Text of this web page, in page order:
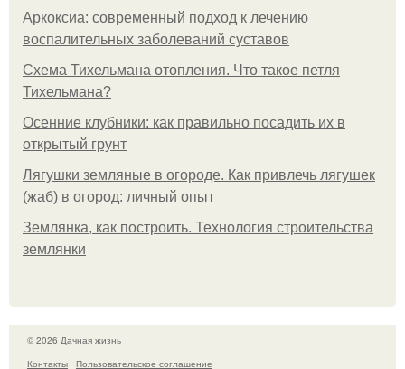
Аркоксиа: современный подход к лечению
воспалительных заболеваний суставов
Схема Тихельмана отопления. Что такое петля
Тихельмана?
Осенние клубники: как правильно посадить их в
открытый грунт
Лягушки земляные в огороде. Как привлечь лягушек
(жаб) в огород: личный опыт
Землянка, как построить. Технология строительства
землянки
© 2026 Дачная жизнь
Контакты
Пользовательское соглашение